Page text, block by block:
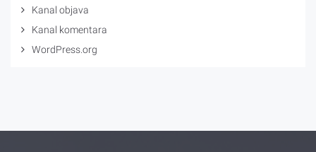
Kanal objava
Kanal komentara
WordPress.org